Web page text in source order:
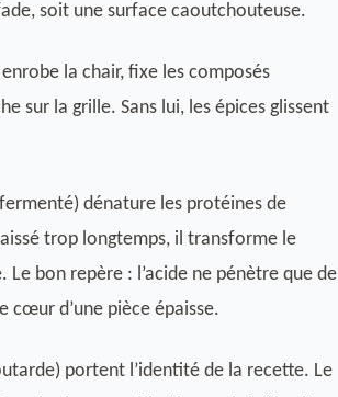
soit une surface caoutchouteuse.
la chair, fixe les composés
sur la grille. Sans lui, les épices glissent
dénature les protéines de
trop longtemps, il transforme le
bon repère : l’acide ne pénètre que de
cœur d’une pièce épaisse.
portent l’identité de la recette. Le